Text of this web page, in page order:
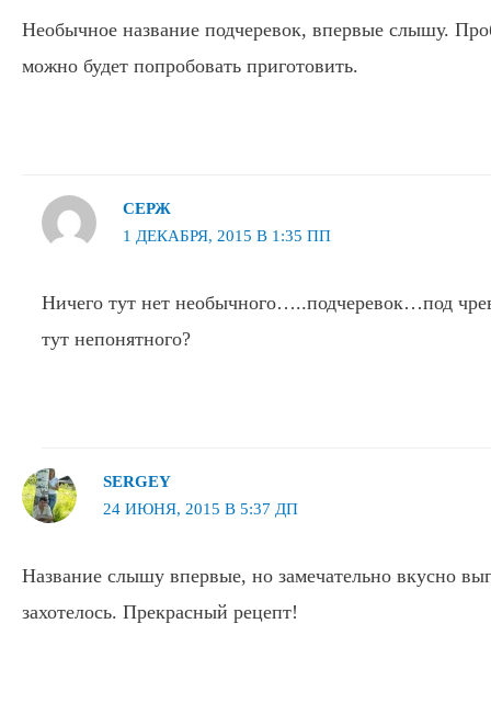
Необычное название подчеревок, впервые слышу.
можно будет попробовать приготовить.
СЕРЖ
1 ДЕКАБРЯ, 2015 В 1:35 ПП
Ничего тут нет необычного…..подчеревок…под
тут непонятного?
SERGEY
24 ИЮНЯ, 2015 В 5:37 ДП
Название слышу впервые, но замечательно вкусно
захотелось. Прекрасный рецепт!